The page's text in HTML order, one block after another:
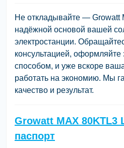
Не откладывайте — Growatt
надёжной основой вашей
электростанции.
консультацией,
способом, и уже вскоре
работать на экономию. Мы
качество и результат.
Growatt MAX 80KTL3
паспорт